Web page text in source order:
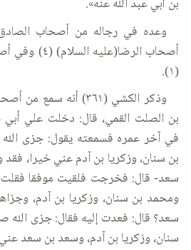
بن أبي عبد الله عنه».
أصحاب
(١).
وذكر الكشي (٣٦١) أنه
بن الصلت القمي، قال: دخلت علي أبي
في آخر عمره فسمعته يقول: جزى
بن سنان، وزكريا بن آدم عني خيرا،
سعد- قال: فخرجت فلقيت موفقا فقلت
ومحمد بن سنان، وزكريا بن آدم،
سعد؟ قال: فعدت إليه فقال: جزى الله
سنان، وزكريا بن آدم، وسعد بن سعد